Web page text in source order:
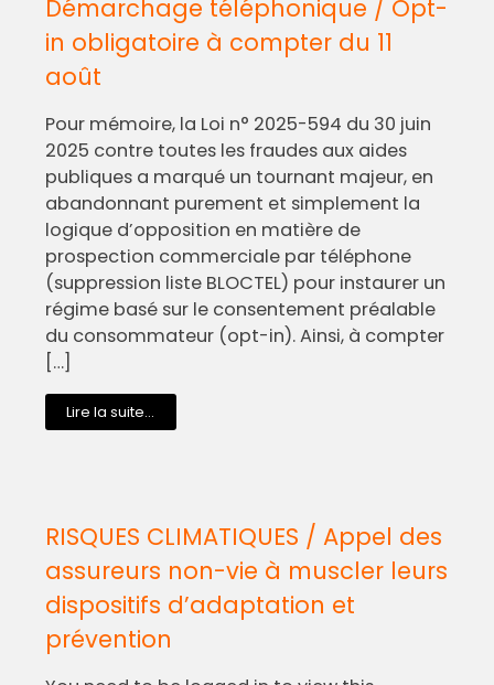
Démarchage téléphonique / Opt-
in obligatoire à compter du 11
août
Pour mémoire, la Loi n° 2025-594 du 30 juin
2025 contre toutes les fraudes aux aides
publiques a marqué un tournant majeur, en
abandonnant purement et simplement la
logique d’opposition en matière de
prospection commerciale par téléphone
(suppression liste BLOCTEL) pour instaurer un
régime basé sur le consentement préalable
du consommateur (opt-in). Ainsi, à compter
[…]
Lire la suite...
RISQUES CLIMATIQUES / Appel des
assureurs non-vie à muscler leurs
dispositifs d’adaptation et
prévention